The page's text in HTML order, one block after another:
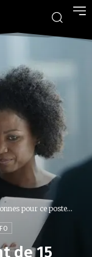
pour ce poste...
de 15